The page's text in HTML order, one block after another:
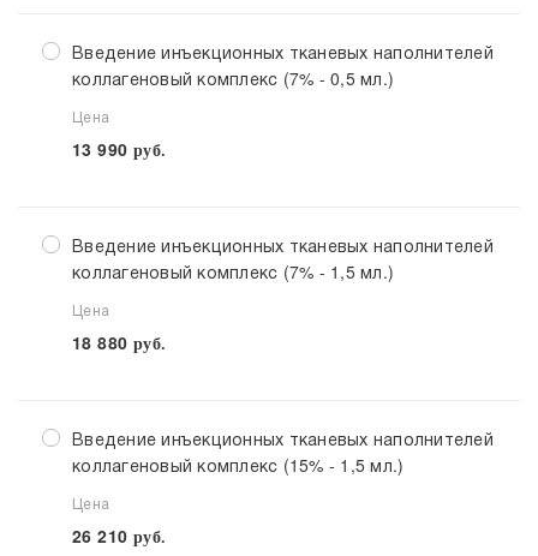
Введение инъекционных тканевых наполнителей
коллагеновый комплекс (7% - 0,5 мл.)
Цена
13 990 руб.
Введение инъекционных тканевых наполнителей
коллагеновый комплекс (7% - 1,5 мл.)
Цена
18 880 руб.
Введение инъекционных тканевых наполнителей
коллагеновый комплекс (15% - 1,5 мл.)
Цена
26 210 руб.